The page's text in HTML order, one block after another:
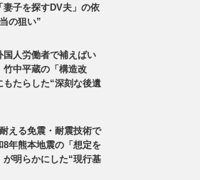
妻子を探すDV夫」の依
の狙い”
国人労働者で補えばい
竹中平蔵の「構造改
もたらした“深刻な後遺
耐える免震・耐震技術で
8年熊本地震の「想定を
が明らかにした“現行基